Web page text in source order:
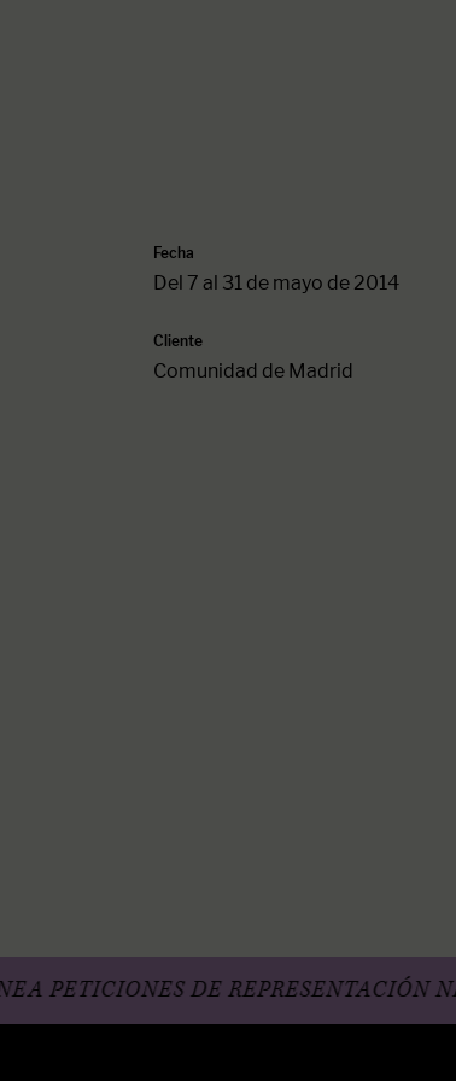
Fecha
Del 7 al 31 de mayo de 2014
Cliente
Comunidad de Madrid
DE REPRESENTACIÓN NI